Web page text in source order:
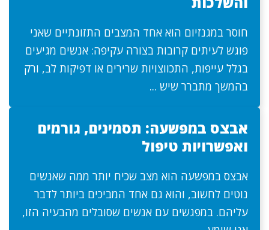
חוסר במגנזיום הוא אחד המצבים התזונתיים שאני
פוגש לעיתים קרובות בצורה עקיפה: אנשים מגיעים
בגלל עייפות, התכווצויות שרירים או דפיקות לב, ורק
בהמשך מתברר שיש ...
אבצס במפשעה: תסמינים, גורמים
ואפשרויות טיפול
אבצס במפשעה הוא מצב שכיח יותר ממה שאנשים
נוטים לחשוב, והוא גם אחד המביכים ביותר לדבר
עליהם. במפגשים עם אנשים שסובלים מהבעיה הזו,